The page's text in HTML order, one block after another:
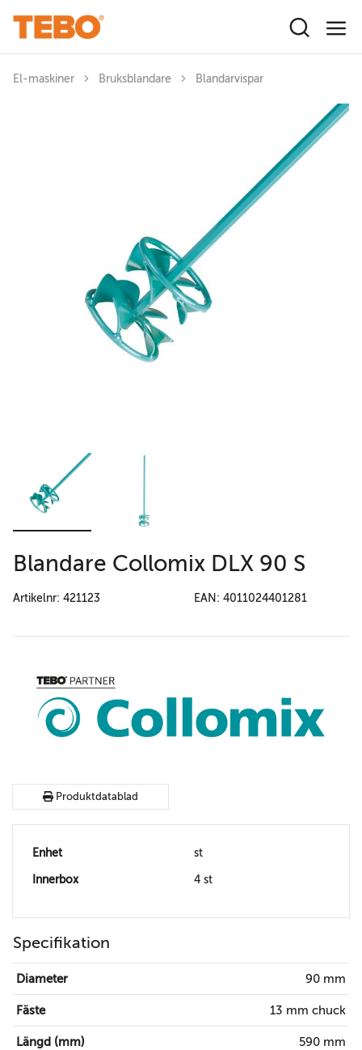
El-maskiner Bruksblandare Blandarvispar
Blandare Collomix DLX 90 S
Artikelnr: 421123 EAN: 4011024401281
Produktdatablad
Enhet st
Innerbox 4 st
Specifikation
Diameter 90 mm
Fäste 13 mm chuck
Längd (mm) 590 mm